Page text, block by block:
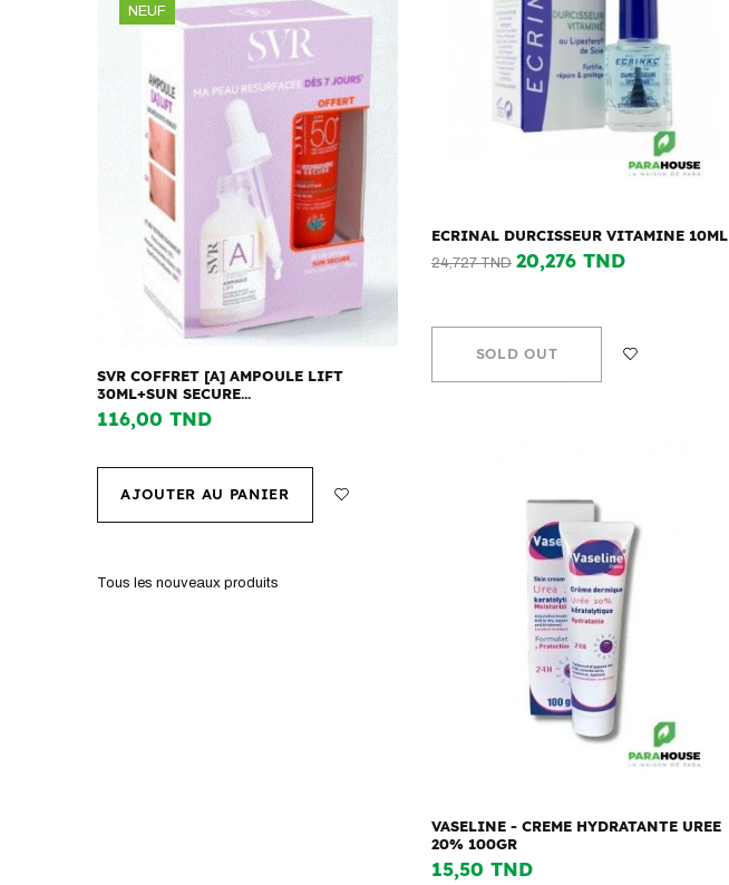
NEUF
SVR COFFRET [A] AMPOULE LIFT
30ML+SUN SECURE...
116,00 TND
AJOUTER AU PANIER
Tous les nouveaux produits
ECRINAL DURCISSEUR VITAMINE 10ML
24,727 TND 20,276 TND
SOLD OUT
VASELINE - CREME HYDRATANTE UREE
20% 100GR
15,50 TND